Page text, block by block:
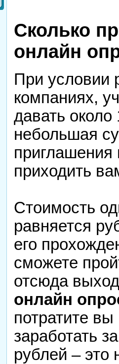
Сколько
онлайн
При условии
компаниях,
давать
небольшая
приглашения
приходить
Стоимость
равняется
его
сможете
отсюда
онлайн
потратите
заработать
рублей – это